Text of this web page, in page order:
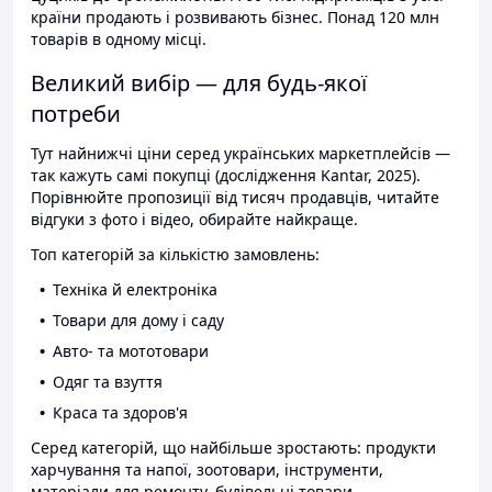
країни продають і розвивають бізнес. Понад 120 млн
товарів в одному місці.
Великий вибір — для будь-якої
потреби
Тут найнижчі ціни серед українських маркетплейсів —
так кажуть самі покупці (дослідження Kantar, 2025).
Порівнюйте пропозиції від тисяч продавців, читайте
відгуки з фото і відео, обирайте найкраще.
Топ категорій за кількістю замовлень:
Техніка й електроніка
Товари для дому і саду
Авто- та мототовари
Одяг та взуття
Краса та здоров'я
Серед категорій, що найбільше зростають: продукти
харчування та напої, зоотовари, інструменти,